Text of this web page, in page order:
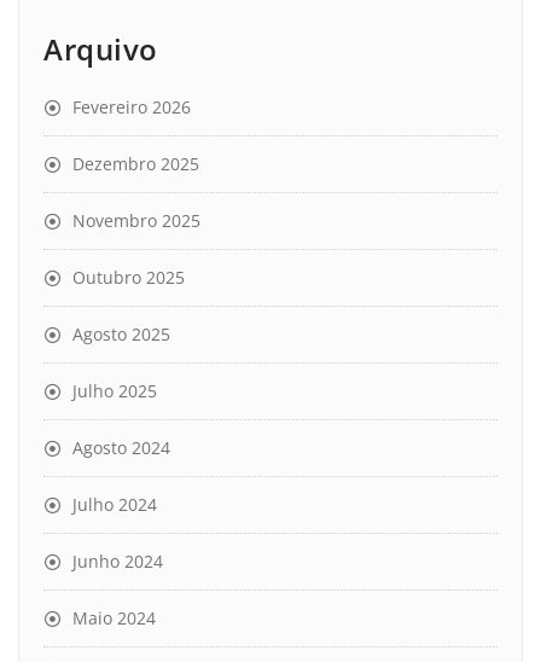
Arquivo
Fevereiro 2026
Dezembro 2025
Novembro 2025
Outubro 2025
Agosto 2025
Julho 2025
Agosto 2024
Julho 2024
Junho 2024
Maio 2024